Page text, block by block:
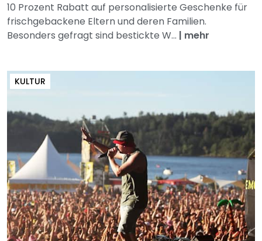
10 Prozent Rabatt auf personalisierte Geschenke für
frischgebackene Eltern und deren Familien.
Besonders gefragt sind bestickte W... | mehr
KULTUR